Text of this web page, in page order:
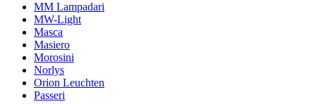
MM Lampadari
MW-Light
Masca
Masiero
Morosini
Norlys
Orion Leuchten
Passeri